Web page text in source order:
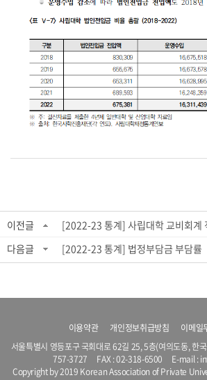
이전글
[2022-23 통계] 사립대학 교비회계
다음글
[2022-23 통계] 법정부담금 부담률
이용약관 개인정보취급방침
이메일
서울특별시 영등포구 국회대로 62길 25, 5층(여의도동,
757-3727 FAX : 02-318-6500 E-mail :
Copyright by 2019 Korean Association of Private